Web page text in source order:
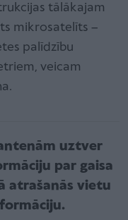
tālākajam
mikrosatelīts –
palīdzību
veicam
uztver
par gaisa
atrašanās vietu